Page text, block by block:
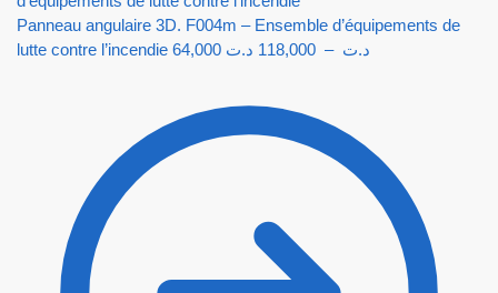
Panneau angulaire 3D. F004m – Ensemble d’équipements de
lutte contre l’incendie 64,000 د.ت –
118,000 د.ت